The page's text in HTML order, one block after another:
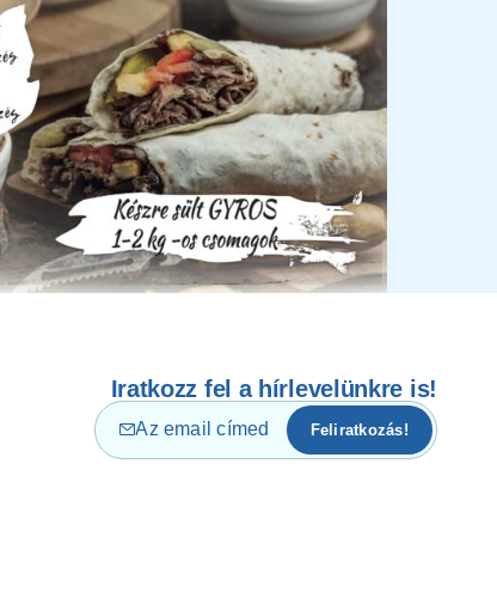
Iratkozz fel a hírlevelünkre is!